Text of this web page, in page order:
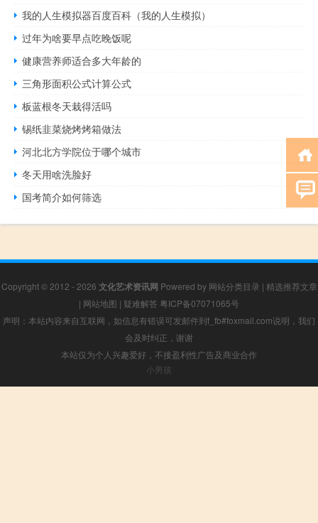
我的人生模拟器百度百科（我的人生模拟）
过年为啥要早点吃晚饭呢
健康营养师适合多大年龄的
三角形面积公式计算公式
板蓝根冬天栽得活吗
锡纸韭菜烧烤烤箱做法
河北北方学院位于哪个城市
冬天用啥洗脸好
国考简介如何筛选
Copyright © 2012 - 2026 文化艺术资讯网 Powered by 网站分类目录 | 精选推荐文章
| 网站地图 | 疑难解答 粤ICP备07071065号
声明：本站内容来自互联网，如信息有错误可发邮件到f_fb#foxmail.com说明，我们
会及时纠正，谢谢
本站仅为个人兴趣爱好，不接盈利性广告及商业合作
小男孩